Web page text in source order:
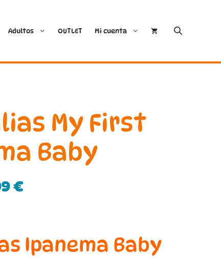
Dodo Shoes
Adultos OUTLET Mi cuenta
My First
Baby
€
Ipanema Baby